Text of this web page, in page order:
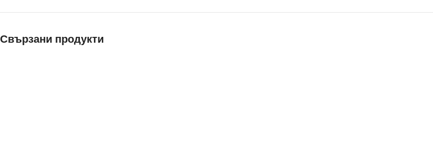
Свързани продукти